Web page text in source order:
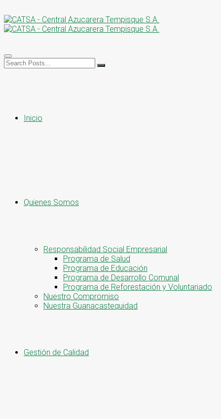
Inicio
Quienes Somos
Responsabilidad Social Empresarial
Programa de Salud
Programa de Educación
Programa de Desarrollo Comunal
Programa de Reforestación y Voluntariado
Nuestro Compromiso
Nuestra Guanacastequidad
Gestión de Calidad